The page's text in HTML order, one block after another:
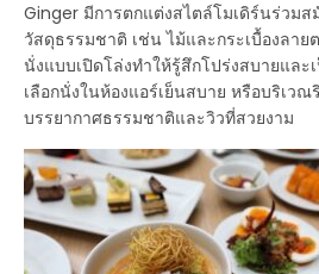
Ginger มีการตกแต่งสไตล์โมเดิร์นร่วม
วัสดุธรรมชาติ เช่น ไม้และกระเบื้องลาย
นั่งแบบเปิดโล่งทำให้รู้สึกโปร่งสบายและ
เลือกนั่งในห้องแอร์เย็นสบาย หรือบริเว
บรรยากาศธรรมชาติและวิวที่สวยงาม